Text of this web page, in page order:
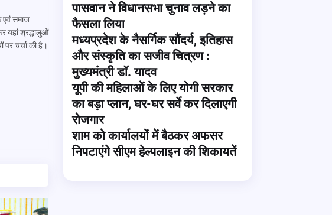
एवं समाज
यहां श्रद्धालुओं
पर चर्चा की है।
पासवान ने विधानसभा चुनाव लड़ने का
फैसला लिया
मध्यप्रदेश के नैसर्गिक सौंदर्य, इतिहास
और संस्कृति का सजीव चित्रण :
मुख्यमंत्री डॉ. यादव
यूपी की महिलाओं के लिए योगी सरकार
का बड़ा प्लान, घर-घर सर्वे कर दिलाएगी
रोजगार
शाम को कार्यालयों में बैठकर अफसर
निपटाएंगे सीएम हेल्पलाइन की शिकायतें